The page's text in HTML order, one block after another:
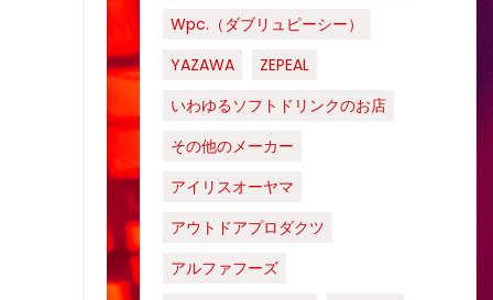
Wpc.（ダブリュピーシー）
YAZAWA
ZEPEAL
いわゆるソフトドリンクのお店
その他のメーカー
アイリスオーヤマ
アウトドアプロダクツ
アルファフーズ